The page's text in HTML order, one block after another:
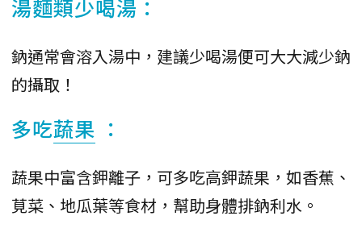
湯麵類少喝湯：
鈉通常會溶入湯中，建議少喝湯便可大大減少鈉
的攝取！
多吃蔬果 ：
蔬果中富含鉀離子，可多吃高鉀蔬果，如香蕉、
莧菜、地瓜葉等食材，幫助身體排鈉利水。